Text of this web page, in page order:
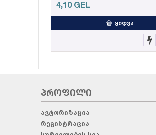
4,10 GEL
ᲧᲘᲓᲕᲐ
ᲞᲠᲝᲤᲘᲚᲘ
ავტორიზაცია
რეგისტრაცია